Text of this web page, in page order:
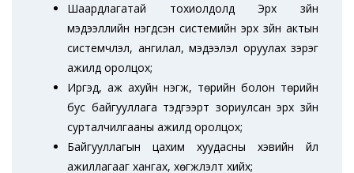
Шаардлагатай тохиолдолд Эрх зүйн
мэдээллийн нэгдсэн системийн эрх зүйн актын
системчлэл, ангилал, мэдээлэл оруулах зэрэг
ажилд оролцох;
Иргэд, аж ахуйн нэгж, төрийн болон төрийн
бус байгууллага тэдгээрт зориулсан эрх зүйн
сурталчилгааны ажилд оролцох;
Байгууллагын цахим хуудасны хэвийн үйл
ажиллагааг хангах, хөгжүүлэлт хийх;